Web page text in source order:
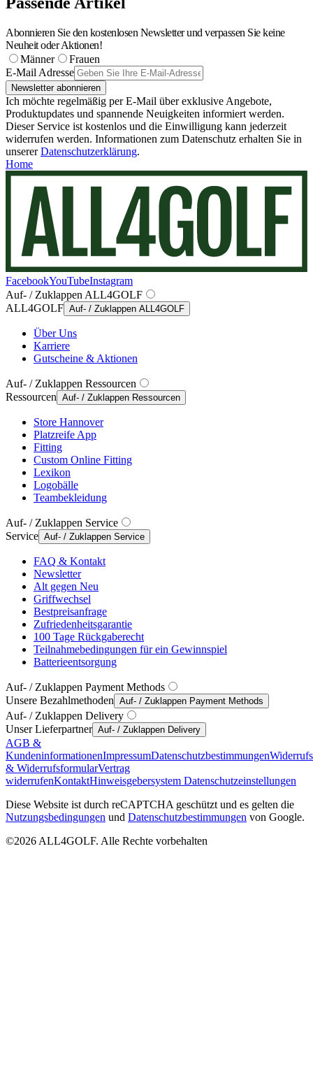
Abonnieren Sie den kostenlosen Newsletter und verpassen Sie keine
Neuheit oder Aktionen!
Männer
Frauen
E-Mail Adresse
Newsletter abonnieren
Ich möchte regelmäßig per E-Mail über exklusive Angebote,
Produktupdates und spannende Neuigkeiten informiert werden.
Dieser Service ist kostenlos und die Einwilligung kann jederzeit
widerrufen werden. Informationen zum Datenschutz erhalten Sie in
unsererDatenschutzerklärung.
Home
FacebookYouTubeInstagram
Auf- / Zuklappen ALL4GOLF
ALL4GOLF Auf- / Zuklappen ALL4GOLF
Über Uns
Karriere
Gutscheine & Aktionen
Auf- / Zuklappen Ressourcen
Ressourcen Auf- / Zuklappen Ressourcen
Store Hannover
Platzreife App
Fitting
Custom Online Fitting
Lexikon
Logobälle
Teambekleidung
Auf- / Zuklappen Service
Service Auf- / Zuklappen Service
FAQ & Kontakt
Newsletter
Alt gegen Neu
Griffwechsel
Bestpreisanfrage
Zufriedenheitsgarantie
100 Tage Rückgaberecht
Teilnahmebedingungen für ein Gewinnspiel
Batterieentsorgung
Auf- / Zuklappen Payment Methods
Unsere Bezahlmethoden Auf- / Zuklappen Payment Methods
Auf- / Zuklappen Delivery
Unser Lieferpartner Auf- / Zuklappen Delivery
AGB &
KundeninformationenImpressumDatenschutzbestimmungen
& WiderrufsformularVertrag
widerrufenKontaktHinweisgebersystem Datenschutzeinstellungen
Diese Website ist durch reCAPTCHA geschützt und es gelten die
Nutzungsbedingungen und Datenschutzbestimmungen von Google.
©2026 ALL4GOLF. Alle Rechte vorbehalten